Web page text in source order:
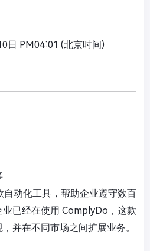
日 PM04:01 (北京时间)
自动化工具，帮助企业遵守数百
已经在使用 ComplyDo，这款
并在不同市场之间扩展业务。